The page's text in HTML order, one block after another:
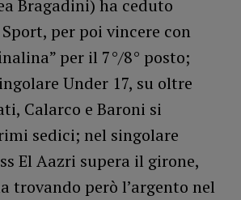
Bragadini) ha ceduto
per poi vincere con
per il 7°/8° posto;
Under 17, su oltre
Calarco e Baroni si
sedici; nel singolare
El Aazri supera il girone,
trovando però l’argento nel